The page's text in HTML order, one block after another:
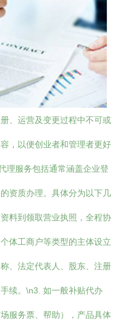
、运营及变更过程中不可或
，以便创业者和管理者更好
理服务包括通常涵盖企业登
资质办理。具体分为以下几
料到领取营业执照，全程协
体工商户等类型的主体设立
、法定代表人、股东、注册
续。\n3. 如一般补贴代办
服务票、帮助），产品具体